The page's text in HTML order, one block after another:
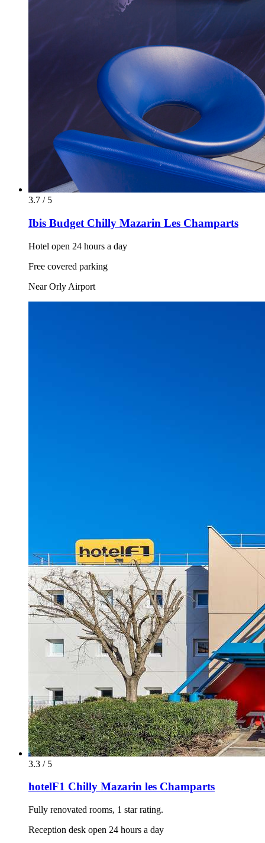
3.7 / 5
Ibis Budget Chilly Mazarin Les Champarts
Hotel open 24 hours a day
Free covered parking
Near Orly Airport
3.3 / 5
hotelF1 Chilly Mazarin les Champarts
Fully renovated rooms, 1 star rating.
Reception desk open 24 hours a day